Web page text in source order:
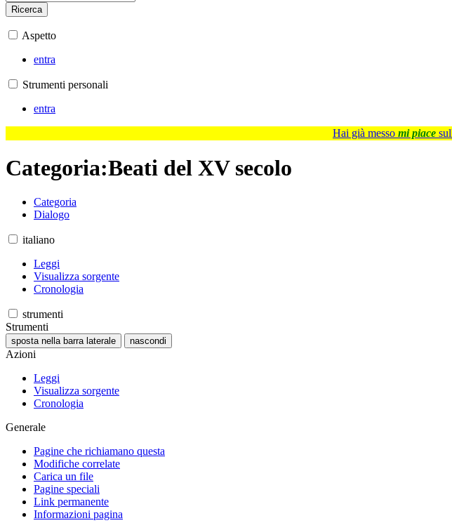
Ricerca
Aspetto
entra
Strumenti personali
entra
Hai già messo mi piace
Categoria:Beati del XV secolo
Categoria
Dialogo
italiano
Leggi
Visualizza sorgente
Cronologia
strumenti
Strumenti
sposta nella barra laterale nascondi
Azioni
Leggi
Visualizza sorgente
Cronologia
Generale
Pagine che richiamano questa
Modifiche correlate
Carica un file
Pagine speciali
Link permanente
Informazioni pagina